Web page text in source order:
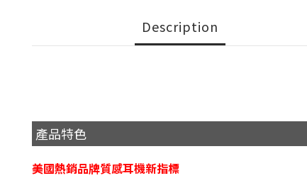
Description
產品特色
美國熱銷品牌質感耳機新指標